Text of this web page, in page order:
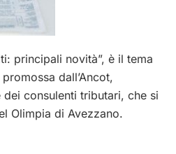
principali novità”, è il tema
dall’Ancot,
dei consulenti tributari, che si
Olimpia di Avezzano.